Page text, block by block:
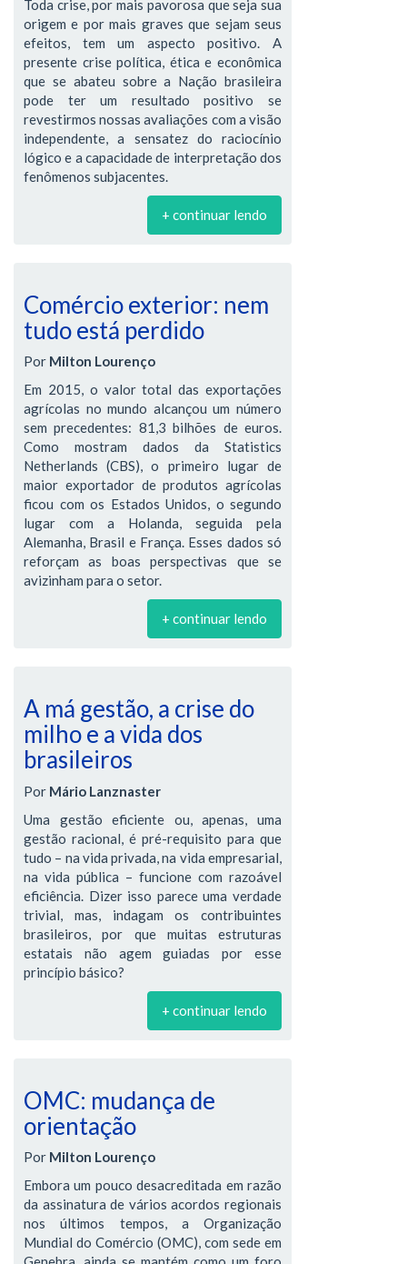
Toda crise, por mais pavorosa que seja sua
origem e por mais graves que sejam seus
efeitos, tem um aspecto positivo. A
presente crise política, ética e econômica
que se abateu sobre a Nação brasileira
pode ter um resultado positivo se
revestirmos nossas avaliações com a visão
independente, a sensatez do raciocínio
lógico e a capacidade de interpretação dos
fenômenos subjacentes.
+ continuar lendo
Comércio exterior: nem
tudo está perdido
Por Milton Lourenço
Em 2015, o valor total das exportações
agrícolas no mundo alcançou um número
sem precedentes: 81,3 bilhões de euros.
Como mostram dados da Statistics
Netherlands (CBS), o primeiro lugar de
maior exportador de produtos agrícolas
ficou com os Estados Unidos, o segundo
lugar com a Holanda, seguida pela
Alemanha, Brasil e França. Esses dados só
reforçam as boas perspectivas que se
avizinham para o setor.
+ continuar lendo
A má gestão, a crise do
milho e a vida dos
brasileiros
Por Mário Lanznaster
Uma gestão eficiente ou, apenas, uma
gestão racional, é pré-requisito para que
tudo – na vida privada, na vida empresarial,
na vida pública – funcione com razoável
eficiência. Dizer isso parece uma verdade
trivial, mas, indagam os contribuintes
brasileiros, por que muitas estruturas
estatais não agem guiadas por esse
princípio básico?
+ continuar lendo
OMC: mudança de
orientação
Por Milton Lourenço
Embora um pouco desacreditada em razão
da assinatura de vários acordos regionais
nos últimos tempos, a Organização
Mundial do Comércio (OMC), com sede em